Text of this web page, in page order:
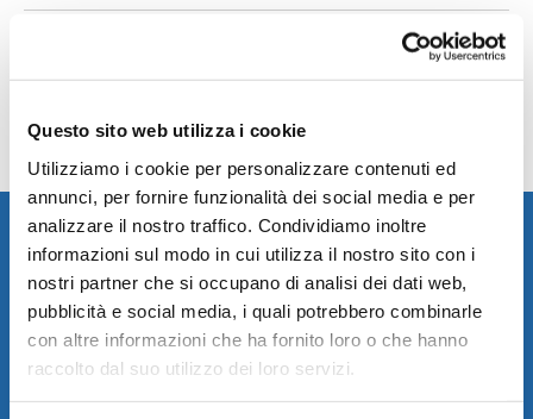
Questo sito web utilizza i cookie
Utilizziamo i cookie per personalizzare contenuti ed
annunci, per fornire funzionalità dei social media e per
analizzare il nostro traffico. Condividiamo inoltre
informazioni sul modo in cui utilizza il nostro sito con i
nostri partner che si occupano di analisi dei dati web,
pubblicità e social media, i quali potrebbero combinarle
con altre informazioni che ha fornito loro o che hanno
raccolto dal suo utilizzo dei loro servizi.
Vuoi ricevere aggiornamenti sui
nostri servizi e le informazioni
disponibili?
Iscriviti alla nostra newsletter ed entra a far parte della
Community di ItaliaHello!